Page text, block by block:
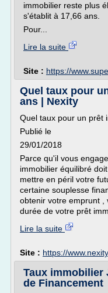
immobilier reste plus
s'établit à 17,66 ans.
Pour...
Lire la suite
Site : https://
Quel taux pour
ans | Nexity
Quel taux pour un prêt
Publié le
29/01/2018
Parce qu'il vous
immobilier équilibré
mettre en péril votre
certaine souplesse
obtenir votre emprunt ,
durée de votre prêt
Lire la suite
Site : https://
Taux immobilier
de Financement